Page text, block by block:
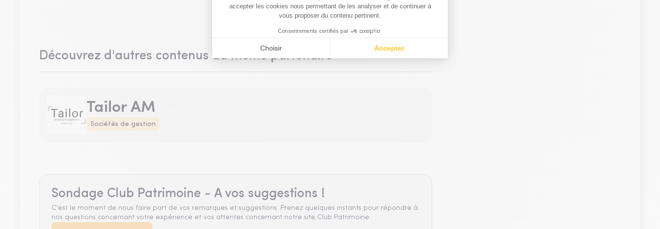
Découvrez d'autres contenus du même partenaire
Tailor AM
Sociétés de gestion
Sondage Club Patrimoine - A vos suggestions !
C'est le moment de nous faire part de vos remarques et suggestions. Prenez quelques instants pour répondre à
nos questions concernant votre expérience et vos attentes concernant notre site Club Patrimoine.